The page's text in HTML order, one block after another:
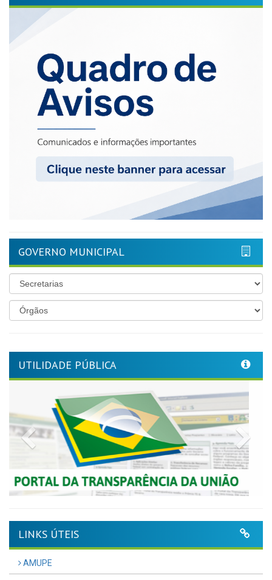
GOVERNO MUNICIPAL
UTILIDADE PÚBLICA
Previous
LINKS ÚTEIS
AMUPE